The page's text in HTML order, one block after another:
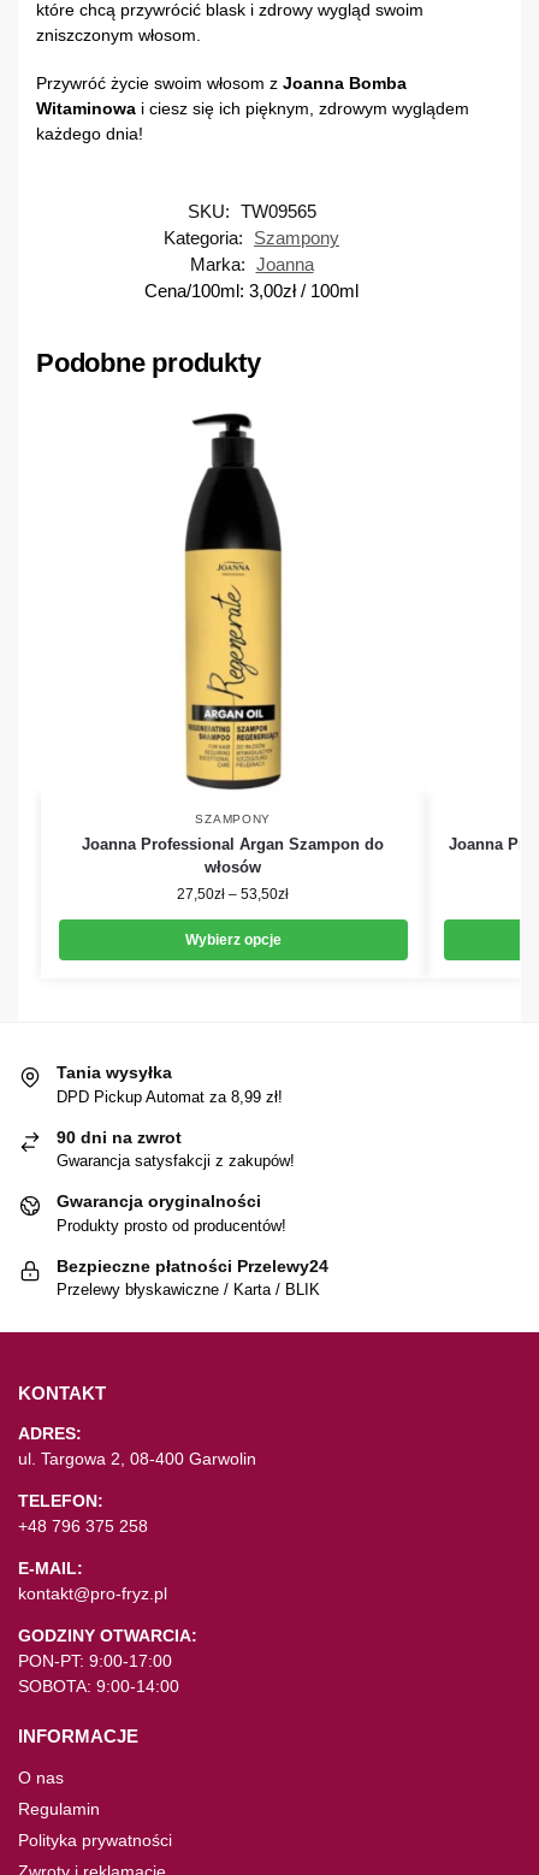
które chcą przywrócić blask i zdrowy wygląd swoim
zniszczonym włosom.
Przywróć życie swoim włosom z Joanna Bomba
Witaminowa i ciesz się ich pięknym, zdrowym wyglądem
każdego dnia!
SKU: TW09565
Kategoria:
Szampony
Marka: Joanna
Cena/100ml: 3,00zł/ 100ml
Podobne produkty
SZAMPONY
Joanna Professional Argan Szampon do
włosów
27,50zł – 53,50zł
Wybierz opcje
Joanna
Tania wysyłka
DPD Pickup Automat za 8,99 zł!
90 dni na zwrot
Gwarancja satysfakcji z zakupów!
Gwarancja oryginalności
Produkty prosto od producentów!
Bezpieczne płatności Przelewy24
Przelewy błyskawiczne / Karta / BLIK
KONTAKT
ADRES:
ul. Targowa 2, 08-400 Garwolin
TELEFON:
+48 796 375 258
E-MAIL:
kontakt@pro-fryz.pl
GODZINY OTWARCIA:
PON-PT: 9:00-17:00
SOBOTA: 9:00-14:00
INFORMACJE
O nas
Regulamin
Polityka prywatności
Zwroty i reklamacje